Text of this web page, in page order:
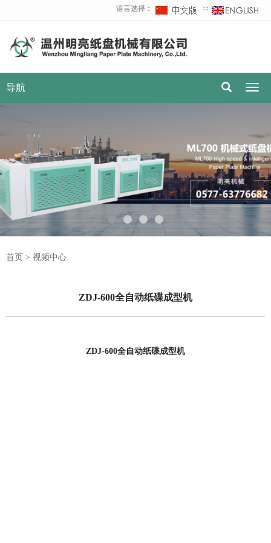
语言选择： ∷
导航
首页 > 视频中心
ZDJ-600全自动纸碟成型机
ZDJ-600全自动纸碟成型机